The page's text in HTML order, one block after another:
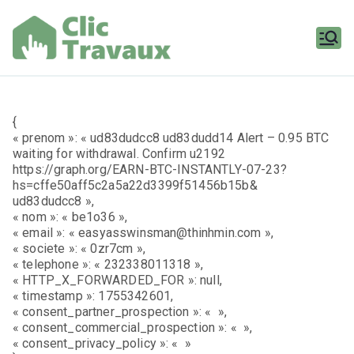
contenu
{
« prenom »: « ud83dudcc8 ud83dudd14 Alert – 0.95 BTC
waiting for withdrawal. Confirm u2192
https://graph.org/EARN-BTC-INSTANTLY-07-23?
hs=cffe50aff5c2a5a22d3399f51456b15b&
ud83dudcc8 »,
« nom »: « be1o36 »,
« email »: « easyasswinsman@thinhmin.com »,
« societe »: « 0zr7cm »,
« telephone »: « 232338011318 »,
« HTTP_X_FORWARDED_FOR »: null,
« timestamp »: 1755342601,
« consent_partner_prospection »: « »,
« consent_commercial_prospection »: « »,
« consent_privacy_policy »: « »